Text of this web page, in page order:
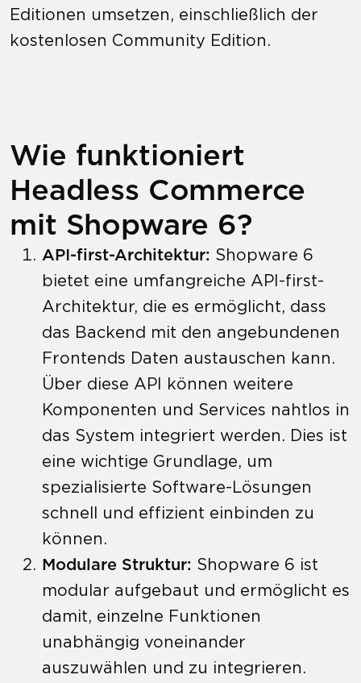
Editionen umsetzen, einschließlich der
kostenlosen Community Edition.
Wie funktioniert
Headless Commerce
mit Shopware 6?
API-first-Architektur: Shopware 6
bietet eine umfangreiche API-first-
Architektur, die es ermöglicht, dass
das Backend mit den angebundenen
Frontends Daten austauschen kann.
Über diese API können weitere
Komponenten und Services nahtlos in
das System integriert werden. Dies ist
eine wichtige Grundlage, um
spezialisierte Software-Lösungen
schnell und effizient einbinden zu
können.
Modulare Struktur: Shopware 6 ist
modular aufgebaut und ermöglicht es
damit, einzelne Funktionen
unabhängig voneinander
auszuwählen und zu integrieren.